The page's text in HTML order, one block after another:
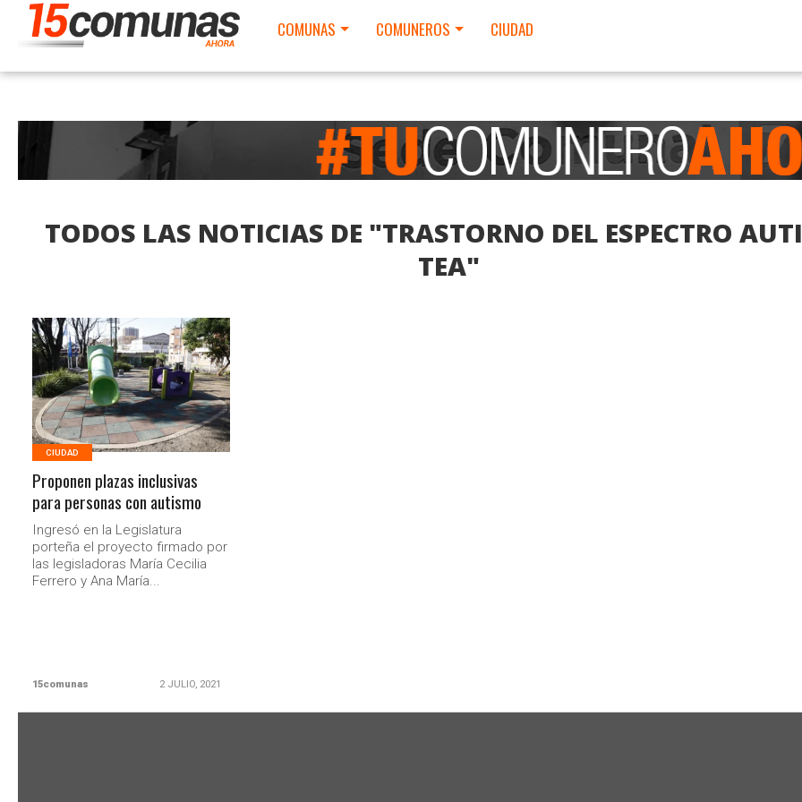
COMUNAS COMUNEROS CIUDAD
TODOS LAS NOTICIAS DE "TRASTORNO DEL ESPECTRO
TEA"
LEER MAS
CIUDAD
Proponen plazas inclusivas
para personas con autismo
Ingresó en la Legislatura
porteña el proyecto firmado por
las legisladoras María Cecilia
Ferrero y Ana María...
15comunas 2 JULIO, 2021